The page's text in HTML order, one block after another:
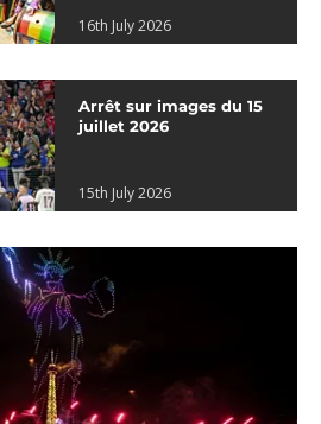
16th July 2026
Arrêt sur images du 15
juillet 2026
15th July 2026